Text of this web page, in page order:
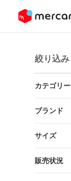
ツにスキップ
絞り込み
カテゴリー
ブランド
サイズ
販売状況